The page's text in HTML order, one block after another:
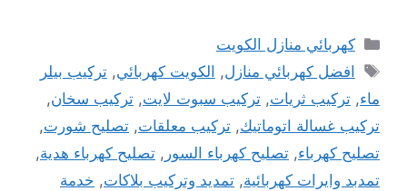
التصنيفات
كهربائي منازل الكويت
الوسوم
افضل كهربائي منازل, الكويت كهربائي,تركيب بيلر
ماء, تركيب ثريات, تركيب سبوت لايت, تركيب سخان,
تركيب غسالة اتوماتيك, تركيب معلقات, تصليح شورت,
تصليح كهرباء, تصليح كهرباء السور , تصليح كهرباء هدية,
تمدبد وايرات كهربائية, تمديد وتركيب بلاكات, خدمة